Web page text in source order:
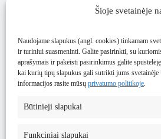
Šioje svetainėje
Naudojame slapukus (angl. cookies) tinkamam
ir turiniui suasmeninti. Galite pasirinkti, su
aprašymais ir pakeisti pasirinkimus galite
kai kurių tipų slapukus gali sutrikti jums
informacijos rasite mūsų privatumo politikoje.
Būtinieji slapukai
Funkciniai slapukai
Svarbu
Tikslią taisymo kainą ir laiką